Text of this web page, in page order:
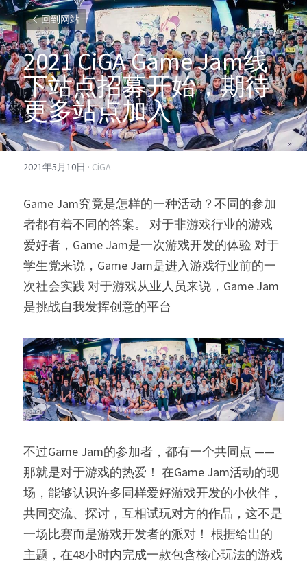
回到网站
2021 CiGA Game Jam线
下站点招募开始，期待
更多站点加入
2021年5月10日 · CiGA
Game Jam究竟是怎样的一种活动？不同的参加
者都有着不同的答案。 对于非游戏行业的游戏
爱好者，Game Jam是一次游戏开发的体验 对于
学生党来说，Game Jam是进入游戏行业前的一
次社会实践 对于游戏从业人员来说，Game Jam
是挑战自我发挥创意的平台
不过Game Jam的参加者，都有一个共同点 ——
那就是对于游戏的热爱！ 在Game Jam活动的现
场，能够认识许多同样爱好游戏开发的小伙伴，
共同交流、探讨，互相试玩对方的作品，这不是
一场比赛而是游戏开发者的派对！ 根据给出的
主题，在48小时内完成一款包含核心玩法的游戏